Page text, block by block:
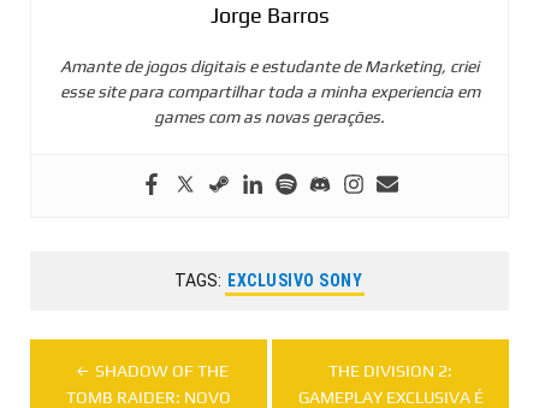
Jorge Barros
Amante de jogos digitais e estudante de Marketing, criei
esse site para compartilhar toda a minha experiencia em
games com as novas gerações.
TAGS: EXCLUSIVO SONY
Navegação
SHADOW OF THE
TOMB RAIDER: NOVO
THE DIVISION 2:
GAMEPLAY EXCLUSIVA É